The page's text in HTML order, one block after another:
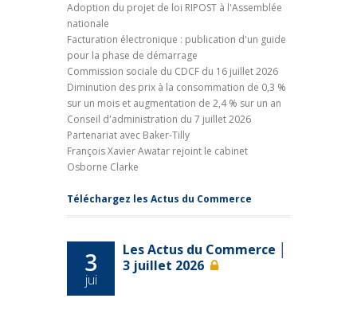
Adoption du projet de loi RIPOST à l'Assemblée
nationale
Facturation électronique : publication d'un guide
pour la phase de démarrage
Commission sociale du CDCF du 16 juillet 2026
Diminution des prix à la consommation de 0,3 %
sur un mois et augmentation de 2,4 % sur un an
Conseil d'administration du 7 juillet 2026
Partenariat avec Baker-Tilly
François Xavier Awatar rejoint le cabinet
Osborne Clarke
Téléchargez les Actus du Commerce
3
jui
Les Actus du Commerce │
3 juillet 2026